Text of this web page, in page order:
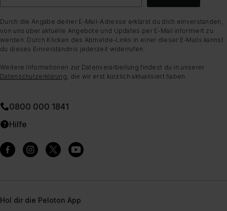
Durch die Angabe deiner E-Mail-Adresse erklärst du dich einverstanden,
von uns über aktuelle Angebote und Updates per E-Mail informiert zu
werden. Durch Klicken des Abmelde-Links in einer dieser E-Mails kannst
du dieses Einverständnis jederzeit widerrufen.
Weitere Informationen zur Datenverarbeitung findest du in unserer
Datenschutzerklärung , die wir erst kürzlich aktualisiert haben.
0800 000 1841
Hilfe
Hol dir die Peloton App